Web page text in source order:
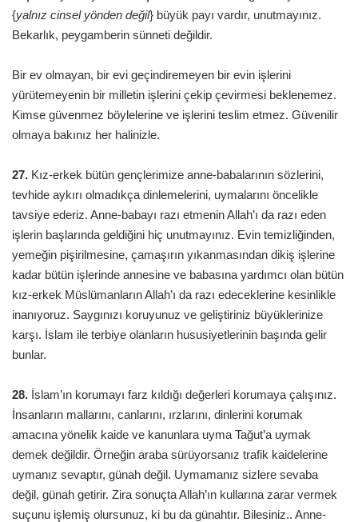
{yalnız cinsel yönden değil} büyük payı vardır, unutmayınız.
Bekarlık, peygamberin sünneti değildir.
Bir ev olmayan, bir evi geçindiremeyen bir evin işlerini
yürütemeyenin bir milletin işlerini çekip çevirmesi beklenemez.
Kimse güvenmez böylelerine ve işlerini teslim etmez. Güvenilir
olmaya bakınız her halinizle.
27. Kız-erkek bütün gençlerimize anne-babalarının sözlerini,
tevhide aykırı olmadıkça dinlemelerini, uymalarını öncelikle
tavsiye ederiz. Anne-babayı razı etmenin Allah’ı da razı eden
işlerin başlarında geldiğini hiç unutmayınız. Evin temizliğinden,
yemeğin pişirilmesine, çamaşırın yıkanmasından dikiş işlerine
kadar bütün işlerinde annesine ve babasına yardımcı olan bütün
kız-erkek Müslümanların Allah’ı da razı edeceklerine kesinlikle
inanıyoruz. Saygınızı koruyunuz ve geliştiriniz büyüklerinize
karşı. İslam ile terbiye olanların hususiyetlerinin başında gelir
bunlar.
28. İslam’ın korumayı farz kıldığı değerleri korumaya çalışınız.
İnsanların mallarını, canlarını, ırzlarını, dinlerini korumak
amacına yönelik kaide ve kanunlara uyma Tağut’a uymak
demek değildir. Örneğin araba sürüyorsanız trafik kaidelerine
uymanız sevaptır, günah değil. Uymamanız sizlere sevaba
değil, günah getirir. Zira sonuçta Allah’ın kullarına zarar vermek
suçunu işlemiş olursunuz, ki bu da günahtır. Bilesiniz.. Anne-